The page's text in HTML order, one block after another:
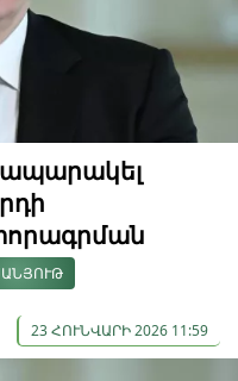
23 ՀՈՒՆՎԱՐԻ 2026 11:59